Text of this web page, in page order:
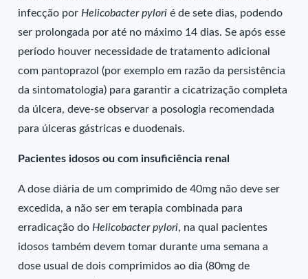
infecção por Helicobacter pylori é de sete dias, podendo
ser prolongada por até no máximo 14 dias. Se após esse
período houver necessidade de tratamento adicional
com pantoprazol (por exemplo em razão da persistência
da sintomatologia) para garantir a cicatrização completa
da úlcera, deve-se observar a posologia recomendada
para úlceras gástricas e duodenais.
Pacientes idosos ou com insuficiência renal
A dose diária de um comprimido de 40mg não deve ser
excedida, a não ser em terapia combinada para
erradicação do Helicobacter pylori, na qual pacientes
idosos também devem tomar durante uma semana a
dose usual de dois comprimidos ao dia (80mg de